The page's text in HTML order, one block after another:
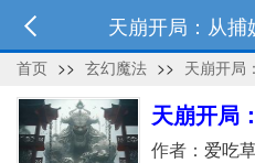
天崩开局：从
首页 >> 玄幻魔法 >> 天崩开局
天崩开局
作者： 爱吃